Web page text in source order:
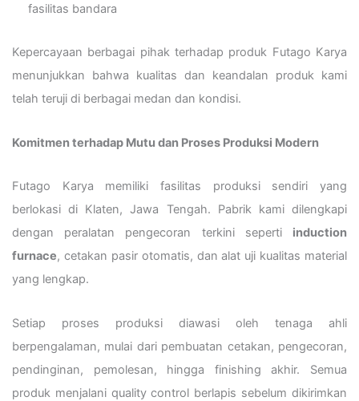
fasilitas bandara
Kepercayaan berbagai pihak terhadap produk Futago Karya
menunjukkan bahwa kualitas dan keandalan produk kami
telah teruji di berbagai medan dan kondisi.
Komitmen terhadap Mutu dan Proses Produksi Modern
Futago Karya memiliki fasilitas produksi sendiri yang
berlokasi di Klaten, Jawa Tengah. Pabrik kami dilengkapi
dengan peralatan pengecoran terkini seperti induction
furnace, cetakan pasir otomatis, dan alat uji kualitas material
yang lengkap.
Setiap proses produksi diawasi oleh tenaga ahli
berpengalaman, mulai dari pembuatan cetakan, pengecoran,
pendinginan, pemolesan, hingga finishing akhir. Semua
produk menjalani quality control berlapis sebelum dikirimkan